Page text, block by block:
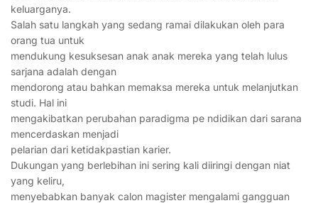
keluarganya.
Salah satu langkah yang sedang ramai dilakukan oleh para
orang tua untuk
mendukung kesuksesan anak anak mereka yang telah lulus
sarjana adalah dengan
mendorong atau bahkan memaksa mereka untuk melanjutkan
studi. Hal ini
mengakibatkan perubahan paradigma pe ndidikan dari sarana
mencerdaskan menjadi
pelarian dari ketidakpastian karier.
Dukungan yang berlebihan ini sering kali diiringi dengan niat
yang keliru,
menyebabkan banyak calon magister mengalami gangguan